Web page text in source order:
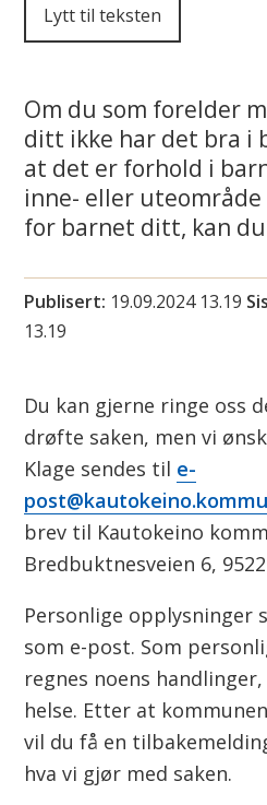
a
i
n
n
u
o
k
a
n
Lytt til teksten
Om du som forelder
ditt ikke har det bra i
at det er forhold i
inne- eller uteområde
for barnet ditt, kan
Publisert 19.09.2024 13.19
13.19
Du kan gjerne ringe oss
drøfte saken, men vi
Klage sendes til e-
brev til Kautokeino
Bredbuktnesveien 6,
Personlige opplysninger
som e-post. Som
regnes noens
helse. Etter at
vil du få en
hva vi gjør med saken.